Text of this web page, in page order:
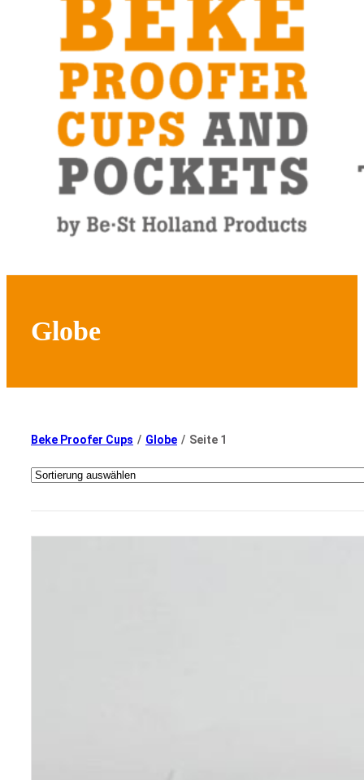
Globe
Beke Proofer Cups / Globe / Seite 1